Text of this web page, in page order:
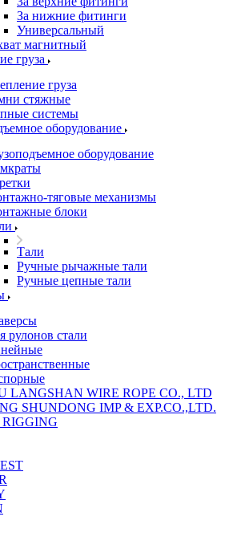
За нижние фитинги
Универсальный
магнитный
груза
груза
стяжные
системы
оборудование
оборудование
тяговые механизмы
блоки
Тали
Ручные рычажные тали
Ручные цепные тали
рулонов стали
LANGSHAN WIRE ROPE CO., LTD
SHUNDONG IMP & EXP.CO.,LTD.